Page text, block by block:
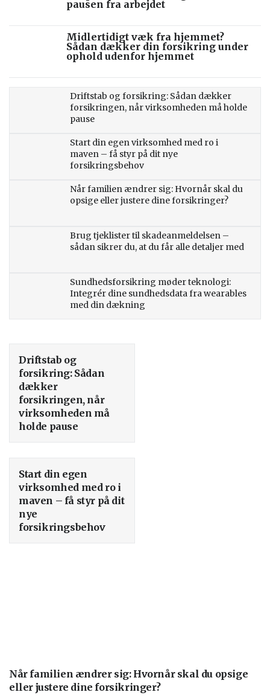
pausen fra arbejdet
Midlertidigt væk fra hjemmet?
Sådan dækker din forsikring under
ophold udenfor hjemmet
Driftstab og forsikring: Sådan dækker
forsikringen, når virksomheden må holde
pause
Start din egen virksomhed med ro i
maven – få styr på dit nye
forsikringsbehov
Når familien ændrer sig: Hvornår skal du
opsige eller justere dine forsikringer?
Brug tjeklister til skadeanmeldelsen –
sådan sikrer du, at du får alle detaljer med
Sundhedsforsikring møder teknologi:
Integrér dine sundhedsdata fra wearables
med din dækning
Driftstab og
forsikring: Sådan
dækker
forsikringen, når
virksomheden må
holde pause
Start din egen
virksomhed med ro i
maven – få styr på dit
nye
forsikringsbehov
Når familien ændrer sig: Hvornår skal du opsige
eller justere dine forsikringer?